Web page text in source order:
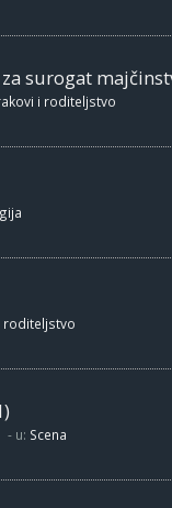
surogat
i roditeljstvo
roditeljstvo
- u: Scena